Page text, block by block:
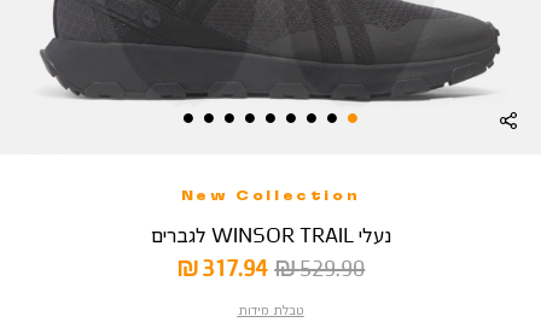
New Collection
נעלי WINSOR TRAIL לגברים
מחיר
מוצר
317.94 ₪
מחיר
529.90 ₪
טבלת מידות